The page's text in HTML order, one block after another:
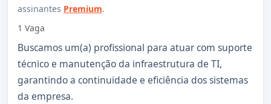
assinantes Premium.
1 Vaga
Buscamos um(a) profissional para atuar com suporte
técnico e manutenção da infraestrutura de TI,
garantindo a continuidade e eficiência dos sistemas
da empresa.